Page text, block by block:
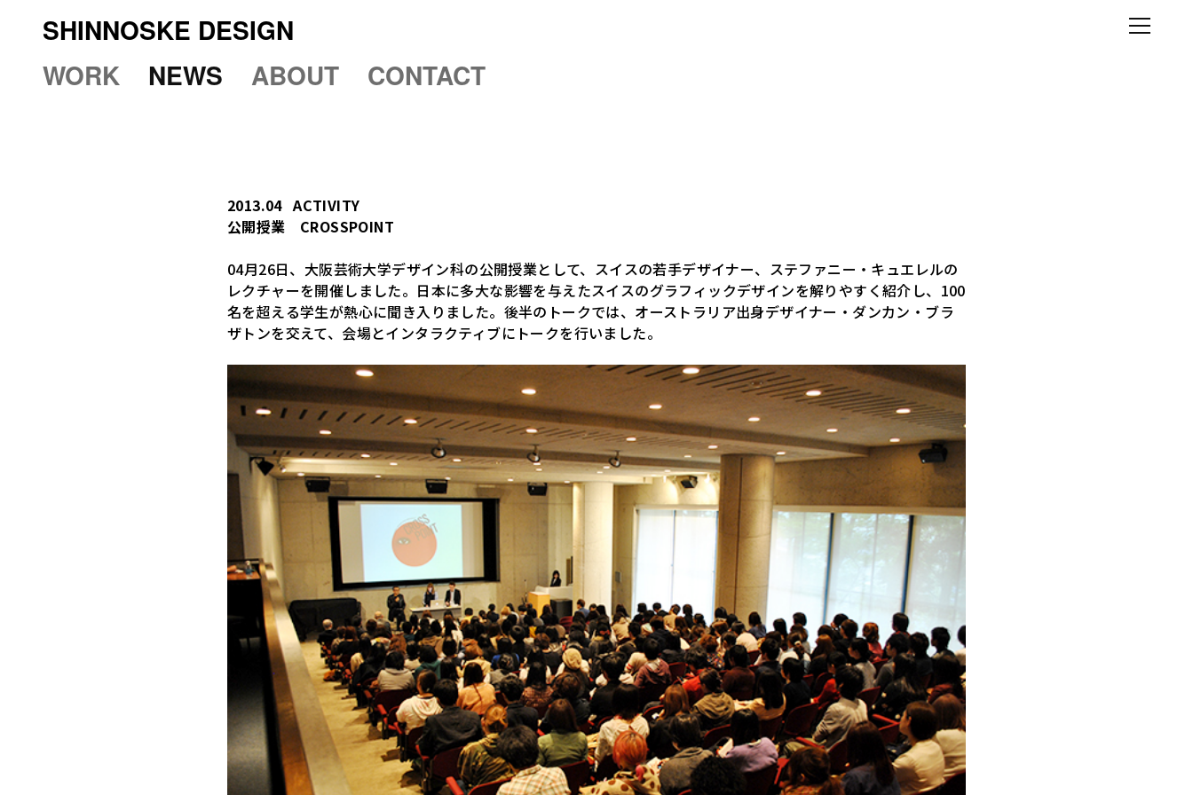
SHINNOSKE DESIGN
WORK
NEWS ABOUT CONTACT
2013.04 ACTIVITY
公開授業 CROSSPOINT
04月26日、大阪芸術大学デザイン科の公開授業として、スイスの若手デザイナー、ステファニー・キュエレルの
レクチャーを開催しました。日本に多大な影響を与えたスイスのグラフィックデザインを解りやすく紹介し、100
名を超える学生が熱心に聞き入りました。後半のトークでは、オーストラリア出身デザイナー・ダンカン・ブラ
ザトンを交えて、会場とインタラクティブにトークを行いました。